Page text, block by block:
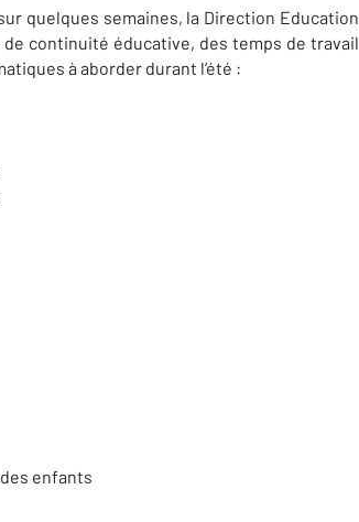
quelques semaines, la Direction Education
continuité éducative, des temps de travail
à aborder durant l’été :
enfants